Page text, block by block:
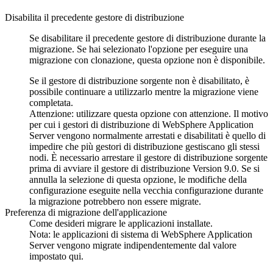
Disabilita il precedente gestore di distribuzione
Se disabilitare il precedente gestore di distribuzione durante la
migrazione. Se hai selezionato l'opzione per eseguire una
migrazione con clonazione, questa opzione non è disponibile.
Se il gestore di distribuzione sorgente non è disabilitato, è
possibile continuare a utilizzarlo mentre la migrazione viene
completata.
Attenzione: utilizzare questa opzione con attenzione. Il motivo
per cui i gestori di distribuzione di WebSphere Application
Servervengono normalmente arrestati e disabilitati è quello di
impedire che più gestori di distribuzione gestiscano gli stessi
nodi. È necessario arrestare il gestore di distribuzione sorgente
prima di avviare il gestore di distribuzione Version 9.0. Se si
annulla la selezione di questa opzione, le modifiche della
configurazione eseguite nella vecchia configurazione durante
la migrazione potrebbero non essere migrate.
Preferenza di migrazione dell'applicazione
Come desideri migrare le applicazioni installate.
Nota: le applicazioni di sistema di WebSphere Application
Servervengono migrate indipendentemente dal valore
impostato qui.